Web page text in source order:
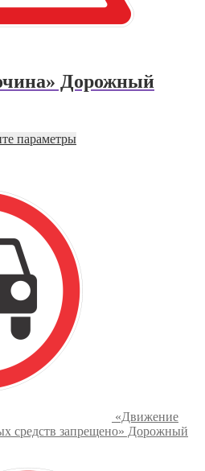
Дорожный
параметрыЭтот
на
странице
товара.
«Движение
средств запрещено» Дорожный